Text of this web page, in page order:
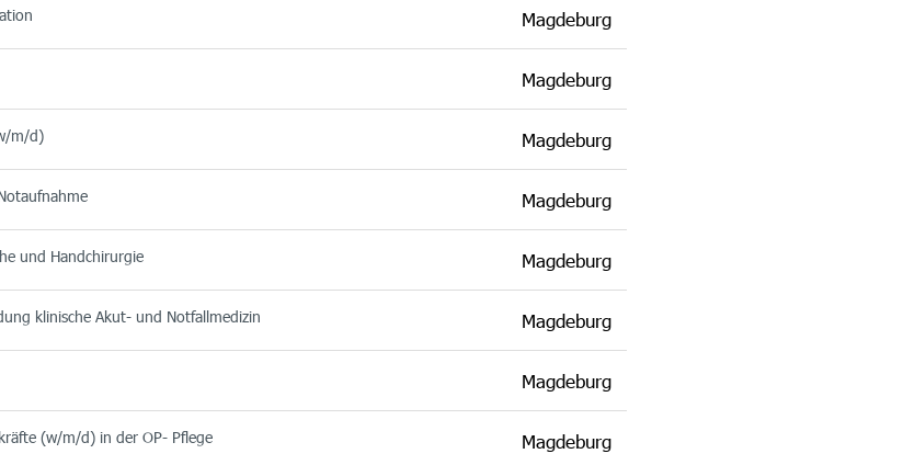
Magdeburg
Magdeburg
m/d) Magdeburg
Magdeburg
und Handchirurgie Magdeburg
klinische Akut- und Notfallmedizin Magdeburg
Magdeburg
(w/m/d) in der OP- Pflege Magdeburg